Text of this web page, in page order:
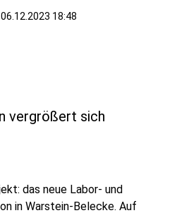
18:48
vergrößert sich
das neue Labor- und
in Warstein-Belecke. Auf